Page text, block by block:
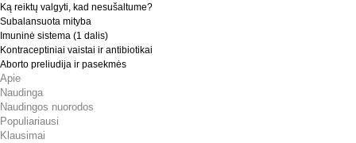
Ką reiktų valgyti, kad nesušaltume?
Subalansuota mityba
Imuninė sistema (1 dalis)
Kontraceptiniai vaistai ir antibiotikai
Aborto preliudija ir pasekmės
Apie
Naudinga
Naudingos nuorodos
Populiariausi
Klausimai